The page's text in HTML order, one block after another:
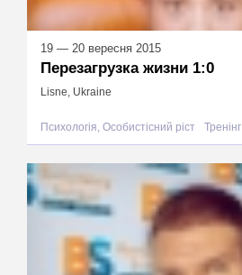
19 — 20 вересня 2015
Перезагрузка жизни 1:0
Lisne, Ukraine
Психологія, Особистісний ріст Тренінг